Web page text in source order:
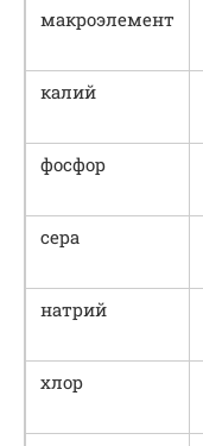
макроэлемент
калий
фосфор
сера
натрий
хлор